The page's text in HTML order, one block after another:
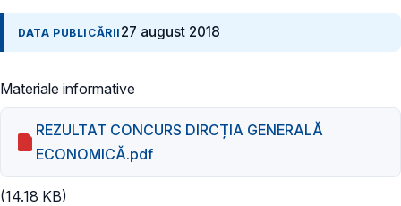
DATA PUBLICĂRII 27 august 2018
Materiale informative
REZULTAT CONCURS DIRCȚIA GENERALĂ
ECONOMICĂ.pdf
(14.18 KB)